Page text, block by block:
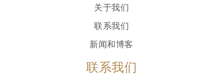
关于我们
联系我们
新闻和博客
联系我们